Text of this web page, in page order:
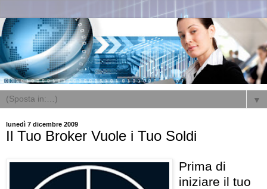
▼
lunedì 7 dicembre 2009
Il Tuo Broker Vuole i Tuo Soldi
Prima di
iniziare il tuo